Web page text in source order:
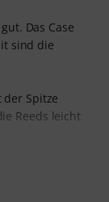
Das Case
sind die
Spitze
Reeds leicht